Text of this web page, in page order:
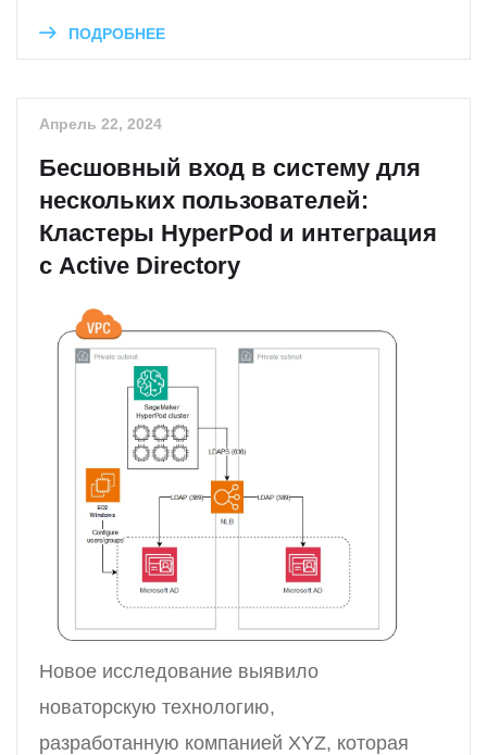
ПОДРОБНЕЕ
Апрель 22, 2024
Бесшовный вход в систему для
нескольких пользователей:
Кластеры HyperPod и интеграция
с Active Directory
Новое исследование выявило
новаторскую технологию,
разработанную компанией XYZ, которая